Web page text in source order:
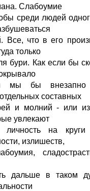
Слабоумие
среди людей
Все, что в его
только
бури. Как если бы
мы бы внезапно
составных
и молний - или
увлекают
личность на
излишеств,
дальше в таком